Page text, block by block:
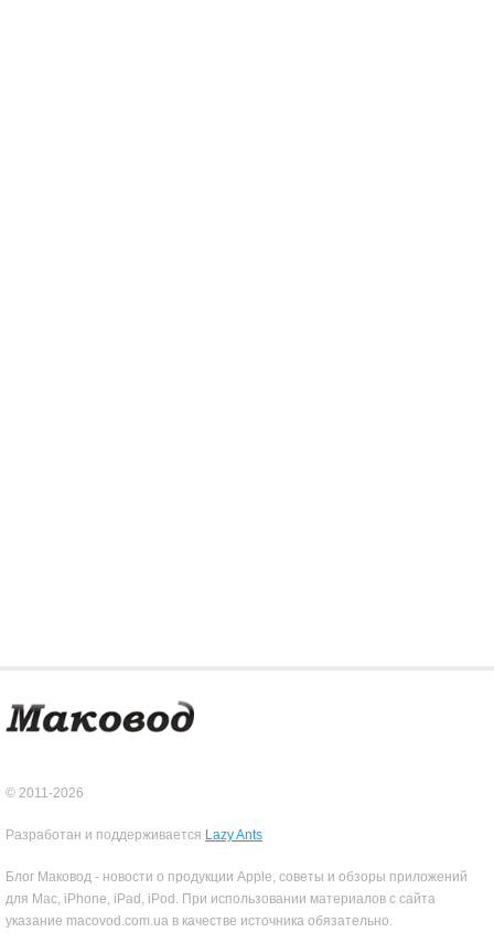
© 2011-2026
Разработан и поддерживается Lazy Ants
Блог Маковод - новости о продукции Apple, советы и обзоры приложений
для Mac, iPhone, iPad, iPod. При использовании материалов с сайта
указание macovod.com.ua в качестве источника обязательно.